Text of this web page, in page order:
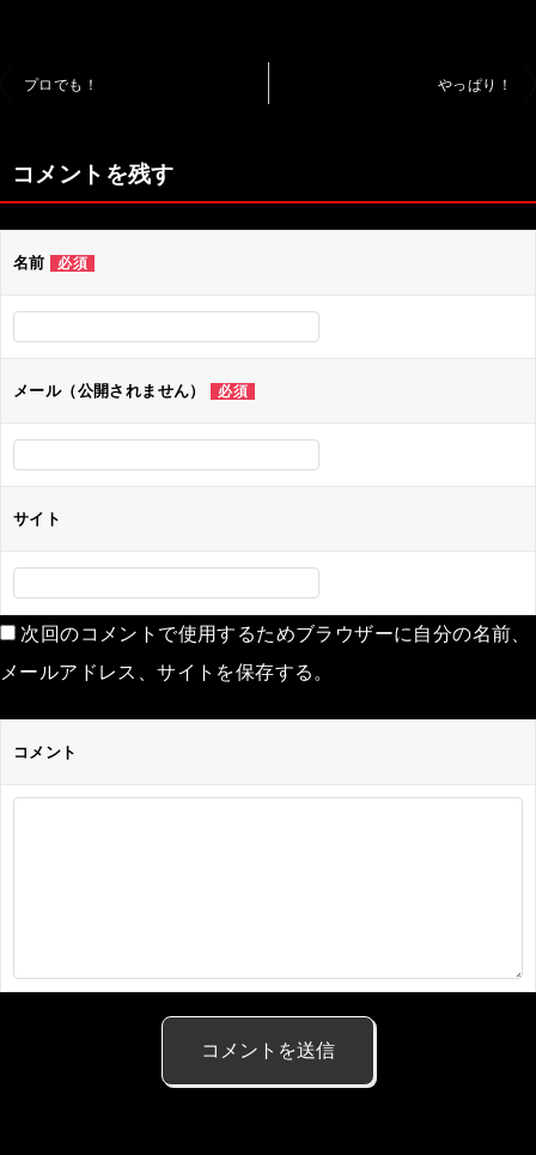
ビ
ゲ
ー
シ
ョ
ン
プロでも！ やっぱり！
コメントを残す
名前 必須
メール（公開されません） 必須
サイト
次回のコメントで使用するためブラウザーに自分の名前、
メールアドレス、サイトを保存する。
コメント